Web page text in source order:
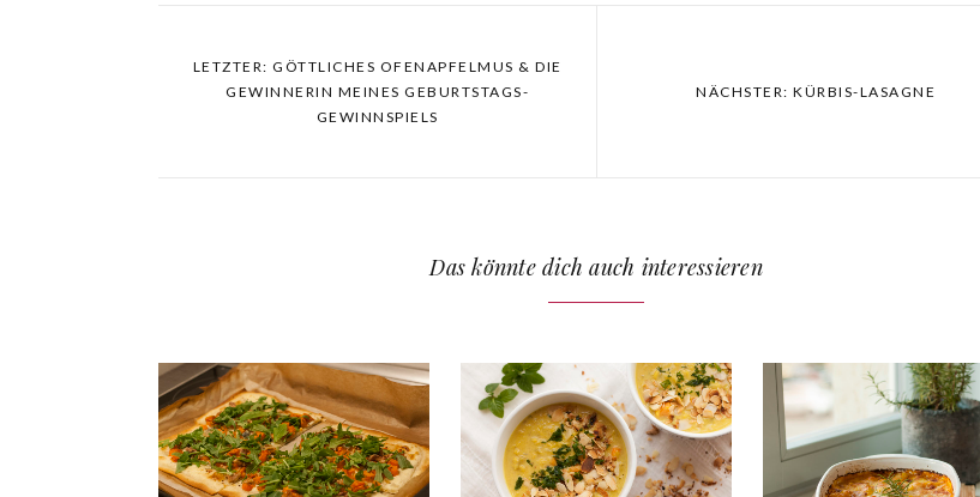
LETZTER: GÖTTLICHES OFENAPFELMUS & DIE
GEWINNERIN MEINES GEBURTSTAGS-
GEWINNSPIELS
NÄCHSTER: KÜRBIS-LASAGNE
Das könnte dich auch interessieren